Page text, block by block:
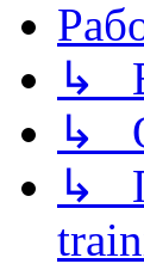
↳
↳
↳